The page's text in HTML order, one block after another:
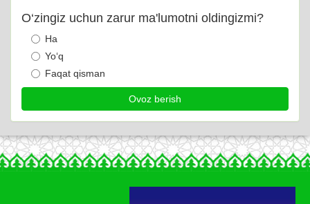
O‘zingiz uchun zarur ma'lumotni oldingizmi?
Ha
Yo‘q
Faqat qisman